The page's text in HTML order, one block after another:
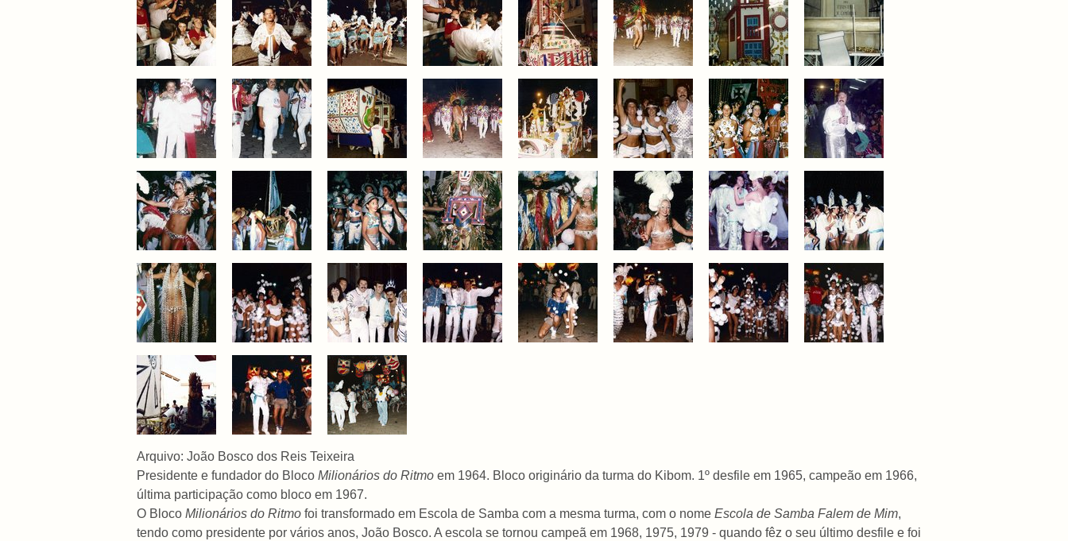
Arquivo: João Bosco dos Reis Teixeira
Presidente e fundador do Bloco Milionários do Ritmo em 1964. Bloco originário da turma do Kibom. 1º desfile em 1965, campeão em 1966,
última participação como bloco em 1967.
O Bloco Milionários do Ritmo foi transformado em Escola de Samba com a mesma turma, com o nome Escola de Samba Falem de Mim,
tendo como presidente por vários anos, João Bosco. A escola se tornou campeã em 1968, 1975, 1979 - quando fêz o seu último desfile e foi